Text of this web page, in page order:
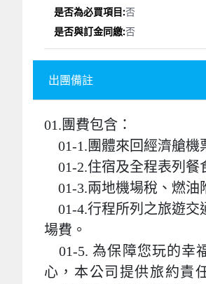
否
否
出團備註
01.團費包含：
01-1.團體來回經濟艙機
01-2.住宿及全程表列餐
01-3.兩地機場稅、燃油
01-4.行程所列之旅遊交
場費。
01-5. 為保障您玩的幸
心，本公司提供旅約責